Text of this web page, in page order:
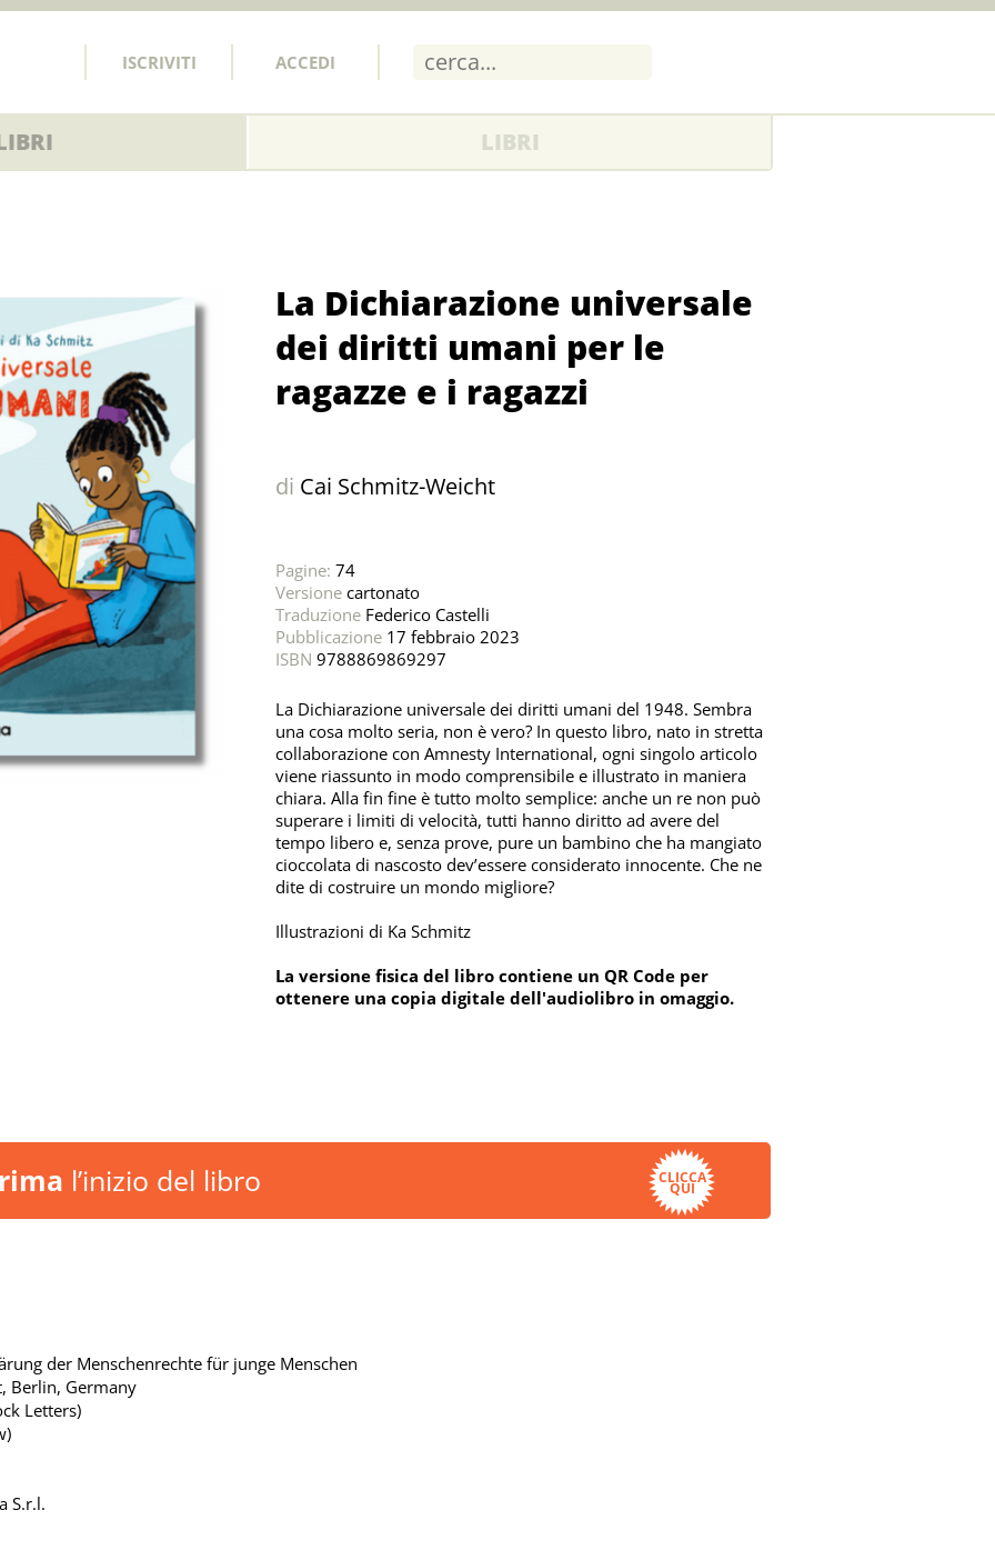
ISCRIVITI ACCEDI
LIBRI
La Dichiarazione universale
dei diritti umani per le
ragazze e i ragazzi
di Cai Schmitz-Weicht
Pagine: 74
Versionecartonato
TraduzioneFederico Castelli
Pubblicazione17 febbraio 2023
ISBN 9788869869297
La Dichiarazione universale dei diritti umani del 1948. Sembra
una cosa molto seria, non è vero? In questo libro, nato in stretta
collaborazione con Amnesty International, ogni singolo articolo
viene riassunto in modo comprensibile e illustrato in maniera
chiara. Alla fin fine è tutto molto semplice: anche un re non può
superare i limiti di velocità, tutti hanno diritto ad avere del
tempo libero e, senza prove, pure un bambino che ha mangiato
cioccolata di nascosto dev’essere considerato innocente. Che ne
dite di costruire un mondo migliore?
Illustrazioni di Ka Schmitz
La versione fisica del libro contiene un QR Code per
ottenere una copia digitale dell'audiolibro in omaggio.
l’inizio del libro CLICCA
QUI
der Menschenrechte für junge Menschen
Berlin, Germany
Letters)
S.r.l.